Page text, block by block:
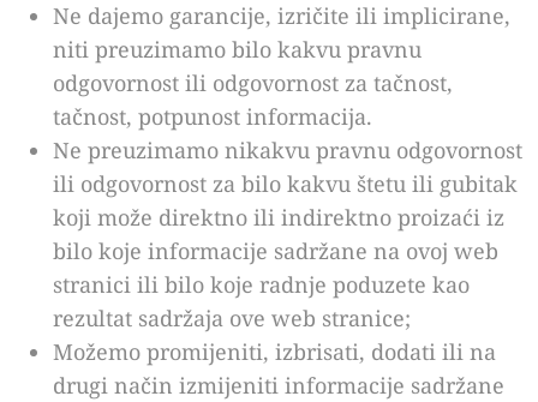
Ne dajemo garancije, izričite ili implicirane,
niti preuzimamo bilo kakvu pravnu
odgovornost ili odgovornost za tačnost,
tačnost, potpunost informacija.
Ne preuzimamo nikakvu pravnu odgovornost
ili odgovornost za bilo kakvu štetu ili gubitak
koji može direktno ili indirektno proizaći iz
bilo koje informacije sadržane na ovoj web
stranici ili bilo koje radnje poduzete kao
rezultat sadržaja ove web stranice;
Možemo promijeniti, izbrisati, dodati ili na
drugi način izmijeniti informacije sadržane